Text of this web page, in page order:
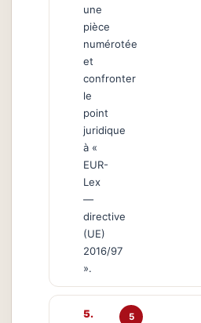
une
pièce
numérotée
et
confronter
le
point
juridique
à «
EUR-
Lex
—
directive
(UE)
2016/97
».
5